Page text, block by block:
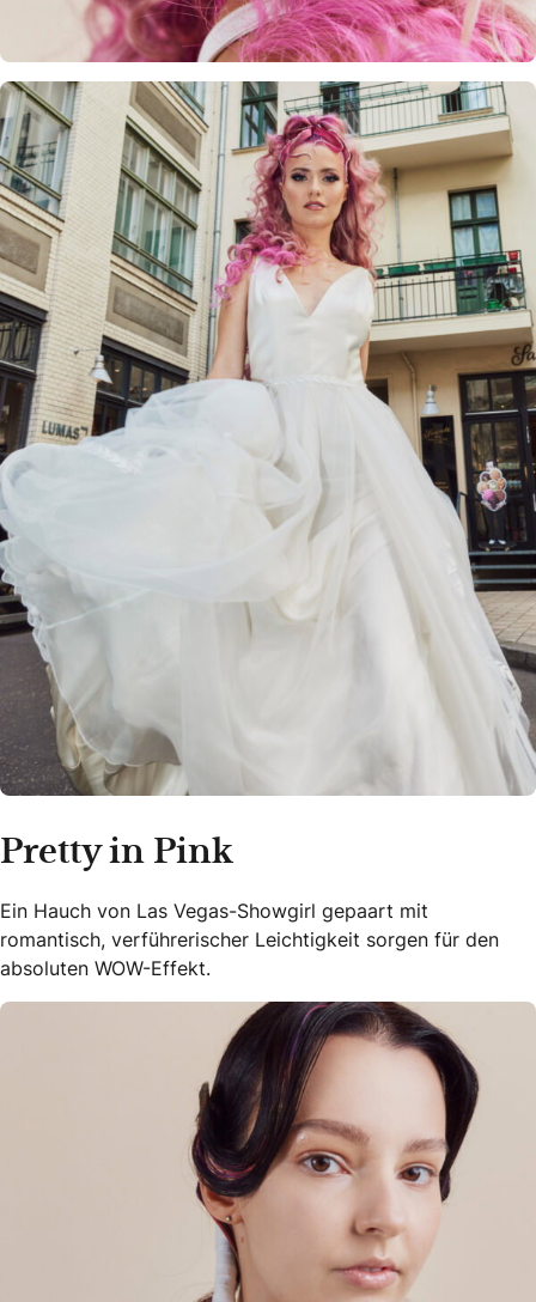
Pretty in Pink
Ein Hauch von Las Vegas-Showgirl gepaart mit
romantisch, verführerischer Leichtigkeit sorgen für den
absoluten WOW-Effekt.